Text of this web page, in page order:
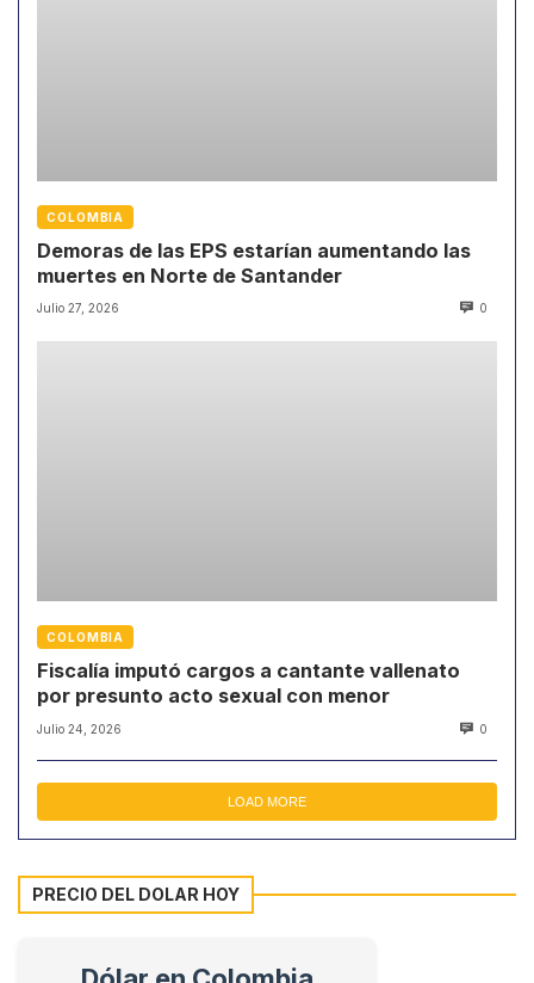
COLOMBIA
Demoras de las EPS estarían aumentando las
muertes en Norte de Santander
Julio 27, 2026 0
COLOMBIA
Fiscalía imputó cargos a cantante vallenato
por presunto acto sexual con menor
Julio 24, 2026 0
LOAD MORE
PRECIO DEL DOLAR HOY